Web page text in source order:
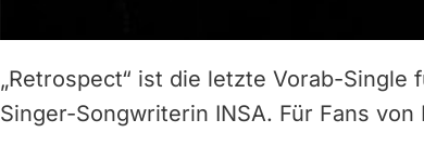
„Retrospect“ ist die letzte Vorab-
Singer-Songwriterin INSA. Für Fans